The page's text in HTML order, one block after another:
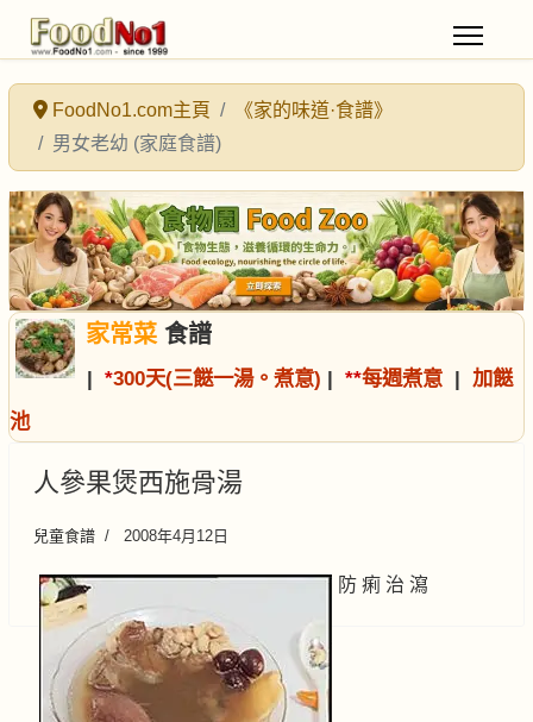
FoodNo1.com主頁
《家的味道·食譜》
男女老幼 (家庭食譜)
家常菜食譜
| *300天(三餸一湯。煮意) | **每週煮意 | 加餸
池
人參果煲西施骨湯
兒童食譜 2008年4月12日
防 痢 治 瀉